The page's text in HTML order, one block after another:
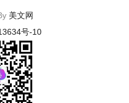
美文网
号-10